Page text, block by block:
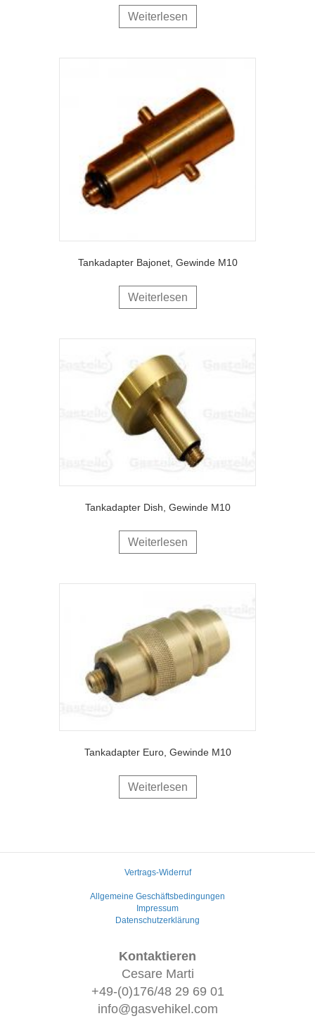
Weiterlesen
Tankadapter Bajonet, Gewinde M10
Weiterlesen
Tankadapter Dish, Gewinde M10
Weiterlesen
Tankadapter Euro, Gewinde M10
Weiterlesen
Vertrags-Widerruf
Allgemeine Geschäftsbedingungen
Impressum
Datenschutzerklärung
Kontaktieren
Cesare Marti
+49-(0)176/48 29 69 01
info@gasvehikel.com